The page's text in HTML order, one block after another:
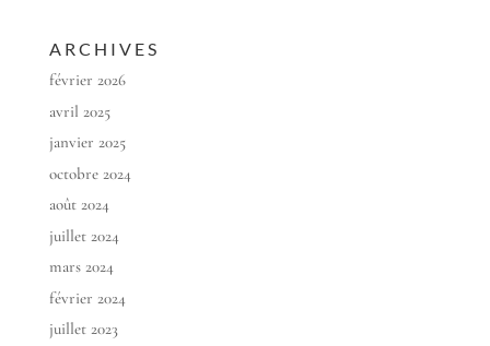
ARCHIVES
février 2026
avril 2025
janvier 2025
octobre 2024
août 2024
juillet 2024
mars 2024
février 2024
juillet 2023